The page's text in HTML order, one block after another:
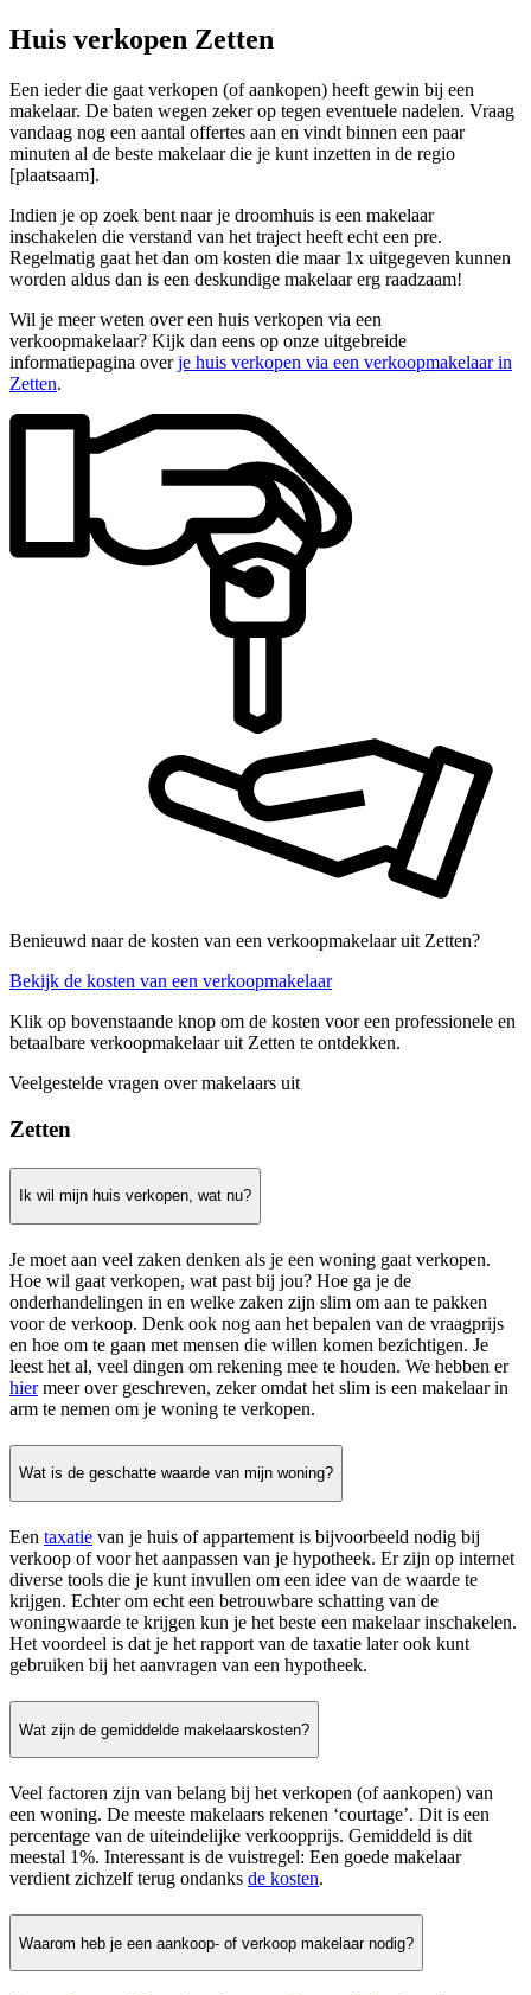
Huis verkopen Zetten
Een ieder die gaat verkopen (of aankopen) heeft gewin bij een
makelaar. De baten wegen zeker op tegen eventuele nadelen. Vraag
vandaag nog een aantal offertes aan en vindt binnen een paar
minuten al de beste makelaar die je kunt inzetten in de regio
[plaatsaam].
Indien je op zoek bent naar je droomhuis is een makelaar
inschakelen die verstand van het traject heeft echt een pre.
Regelmatig gaat het dan om kosten die maar 1x uitgegeven kunnen
worden aldus dan is een deskundige makelaar erg raadzaam!
Wil je meer weten over een huis verkopen via een
verkoopmakelaar? Kijk dan eens op onze uitgebreide
informatiepagina overje huis verkopen via een verkoopmakelaar in
Zetten.
Benieuwd naar de kosten van een verkoopmakelaar uit Zetten?
Bekijk de kosten van een verkoopmakelaar
Klik op bovenstaande knop om de kosten voor een professionele en
betaalbare verkoopmakelaar uit Zetten te ontdekken.
Veelgestelde vragen over makelaars uit
Zetten
Ik wil mijn huis verkopen, wat nu?
Je moet aan veel zaken denken als je een woning gaat verkopen.
Hoe wil gaat verkopen, wat past bij jou? Hoe ga je de
onderhandelingen in en welke zaken zijn slim om aan te pakken
voor de verkoop. Denk ook nog aan het bepalen van de vraagprijs
en hoe om te gaan met mensen die willen komen bezichtigen. Je
leest het al, veel dingen om rekening mee te houden. We hebben er
hiermeer over geschreven, zeker omdat het slim is een makelaar in
arm te nemen om je woning te verkopen.
Wat is de geschatte waarde van mijn woning?
Een taxatie van je huis of appartement is bijvoorbeeld nodig bij
verkoop of voor het aanpassen van je hypotheek. Er zijn op internet
diverse tools die je kunt invullen om een idee van de waarde te
krijgen. Echter om echt een betrouwbare schatting van de
woningwaarde te krijgen kun je het beste een makelaar inschakelen.
Het voordeel is dat je het rapport van de taxatie later ook kunt
gebruiken bij het aanvragen van een hypotheek.
Wat zijn de gemiddelde makelaarskosten?
Veel factoren zijn van belang bij het verkopen (of aankopen) van
een woning. De meeste makelaars rekenen ‘courtage’. Dit is een
percentage van de uiteindelijke verkoopprijs. Gemiddeld is dit
meestal 1%. Interessant is de vuistregel: Een goede makelaar
verdient zichzelf terug ondanks de kosten.
Waarom heb je een aankoop- of verkoop makelaar nodig?